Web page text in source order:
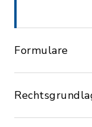
Formulare